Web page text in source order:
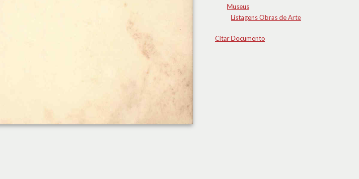
Museus
Listagens Obras de Arte
Citar Documento